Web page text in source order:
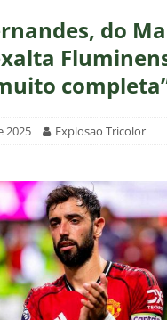
do
2025 Explosao Tricolor